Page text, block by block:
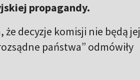
propagandy.
decyzje komisji nie będą jej
państwa” odmówiły